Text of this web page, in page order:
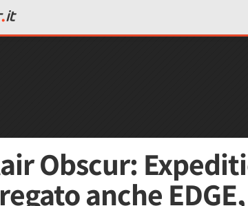
Obscur:
anche